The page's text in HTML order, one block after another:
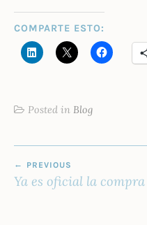
COMPARTE ESTO:
Posted in Blog
DE
PREVIOUS
Ya es oficial la